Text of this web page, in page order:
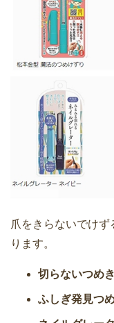
爪をきらないでけ
ります。
切らないつめ
ふしぎ発見つ